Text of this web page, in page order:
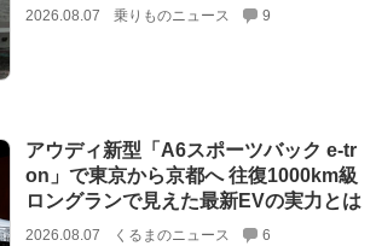
2026.08.07 乗りものニュース 9
アウディ新型「A6スポーツバック e-tr
on」で東京から京都へ 往復1000km級
ロングランで見えた最新EVの実力とは
2026.08.07 くるまのニュース 6